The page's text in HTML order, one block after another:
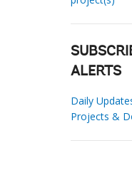
ALERTS
Daily
Projects &